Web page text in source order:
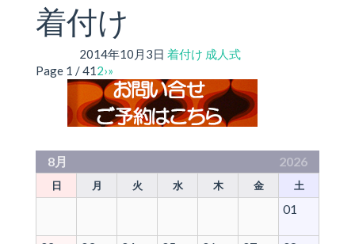
着付け
2014年10月3日 着付け 成人式
Page 1 / 412›»
8月 2026
日 月 火 水 木 金 土
01